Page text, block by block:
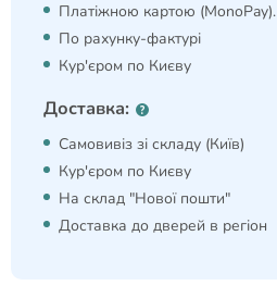
Платіжною картою (MonoPay).
По рахунку-фактурі
Кур'єром по Києву
Доставка:
Самовивіз зі складу (Київ)
Кур'єром по Києву
На склад "Нової пошти"
Доставка до дверей в регіон